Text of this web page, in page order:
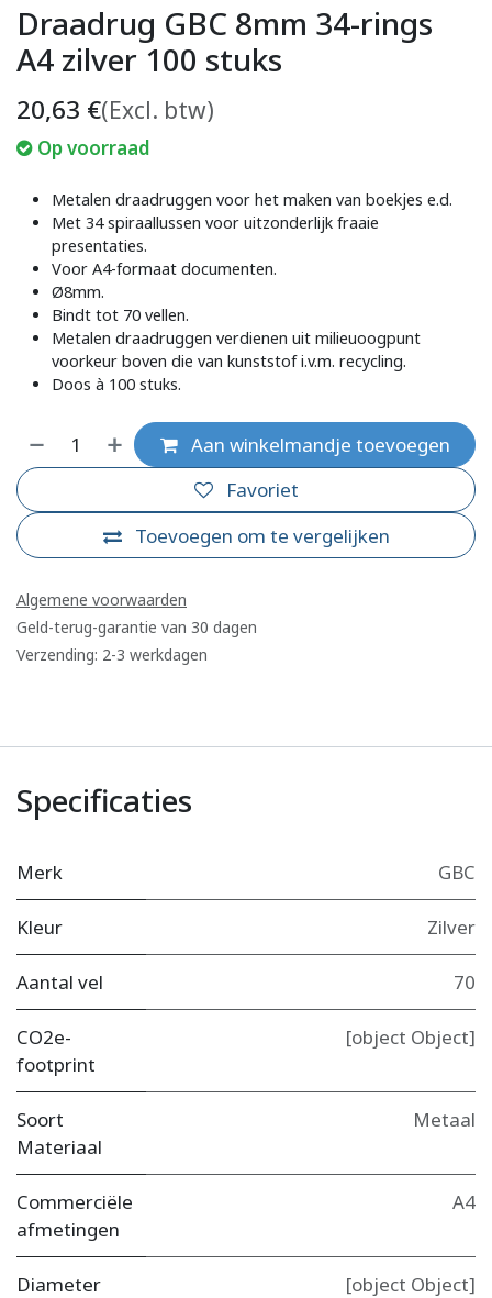
Draadrug GBC 8mm 34-rings
A4 zilver 100 stuks
20,63 €(Excl. btw)
Op voorraad
Metalen draadruggen voor het maken van boekjes e.d.
Met 34 spiraallussen voor uitzonderlijk fraaie
presentaties.
Voor A4-formaat documenten.
Ø8mm.
Bindt tot 70 vellen.
Metalen draadruggen verdienen uit milieuoogpunt
voorkeur boven die van kunststof i.v.m. recycling.
Doos à 100 stuks.
Aan winkelmandje toevoegen
Toevoegen om te vergelijken
Favoriet
Algemene voorwaarden
Geld-terug-garantie van 30 dagen
Verzending: 2-3 werkdagen
Specificaties
Merk GBC
Kleur Zilver
Aantal vel 70
CO2e-
footprint
[object Object]
Soort
Materiaal
Metaal
Commerciële
afmetingen
A4
Diameter [object Object]